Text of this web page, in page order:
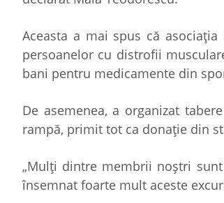
Aceasta a mai spus că
persoanelor cu distrofii
bani pentru medicamente din
De asemenea, a organizat
rampă, primit tot ca donaţie din
„Mulţi dintre membrii noştri
însemnat foarte mult aceste